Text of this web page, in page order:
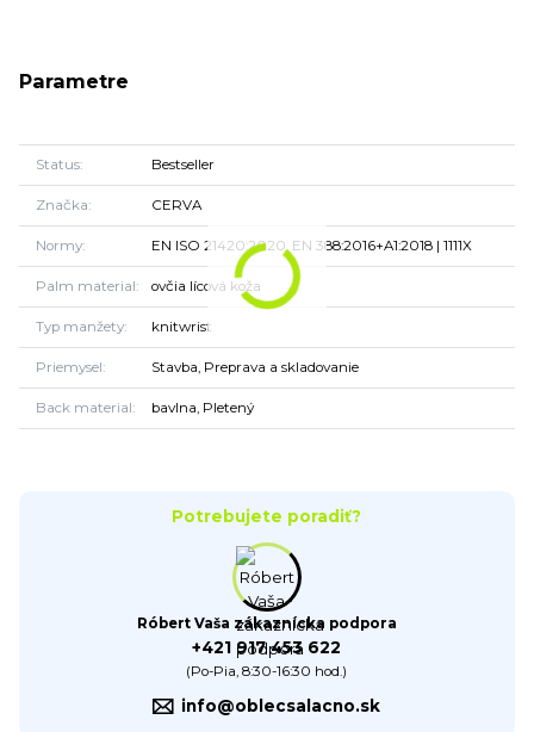
Parametre
Status Bestseller
Značka CERVA
Normy EN ISO 21420:2020, EN 388:2016+A1:2018 | 1111X
Palm material ovčia lícová koža
Typ manžety knitwrist
Priemysel Stavba, Preprava a skladovanie
Back material bavlna, Pletený
Potrebujete poradiť?
Róbert Vaša zákaznícka podpora
+421 917 453 622
(Po-Pia, 8:30-16:30 hod.)
info@oblecsalacno.sk